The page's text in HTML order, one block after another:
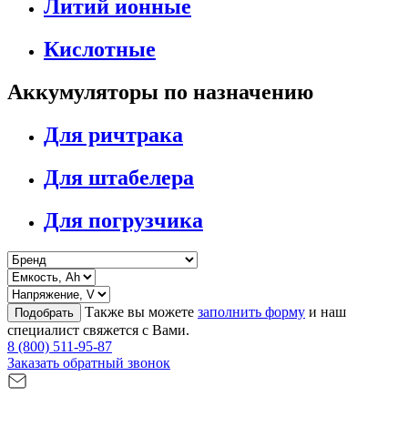
Литий ионные
Кислотные
Аккумуляторы по назначению
Для ричтрака
Для штабелера
Для погрузчика
Подобрать Также вы можете заполнить форму и наш
специалист свяжется с Вами.
8 (800) 511-95-87
Заказать обратный звонок